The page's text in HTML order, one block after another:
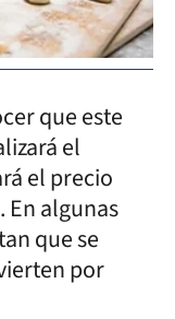
que este
el
el precio
En algunas
que se
por